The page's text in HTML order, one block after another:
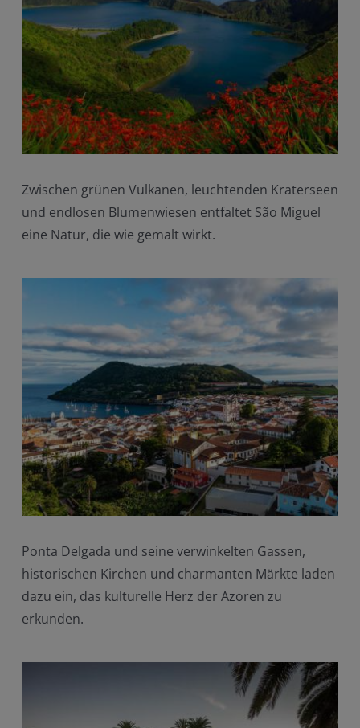
Zwischen grünen Vulkanen, leuchtenden Kraterseen
und endlosen Blumenwiesen entfaltet São Miguel
eine Natur, die wie gemalt wirkt.
Ponta Delgada und seine verwinkelten Gassen,
historischen Kirchen und charmanten Märkte laden
dazu ein, das kulturelle Herz der Azoren zu
erkunden.